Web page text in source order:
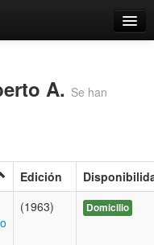
A. Se han
Edición
(1963) Domicilio